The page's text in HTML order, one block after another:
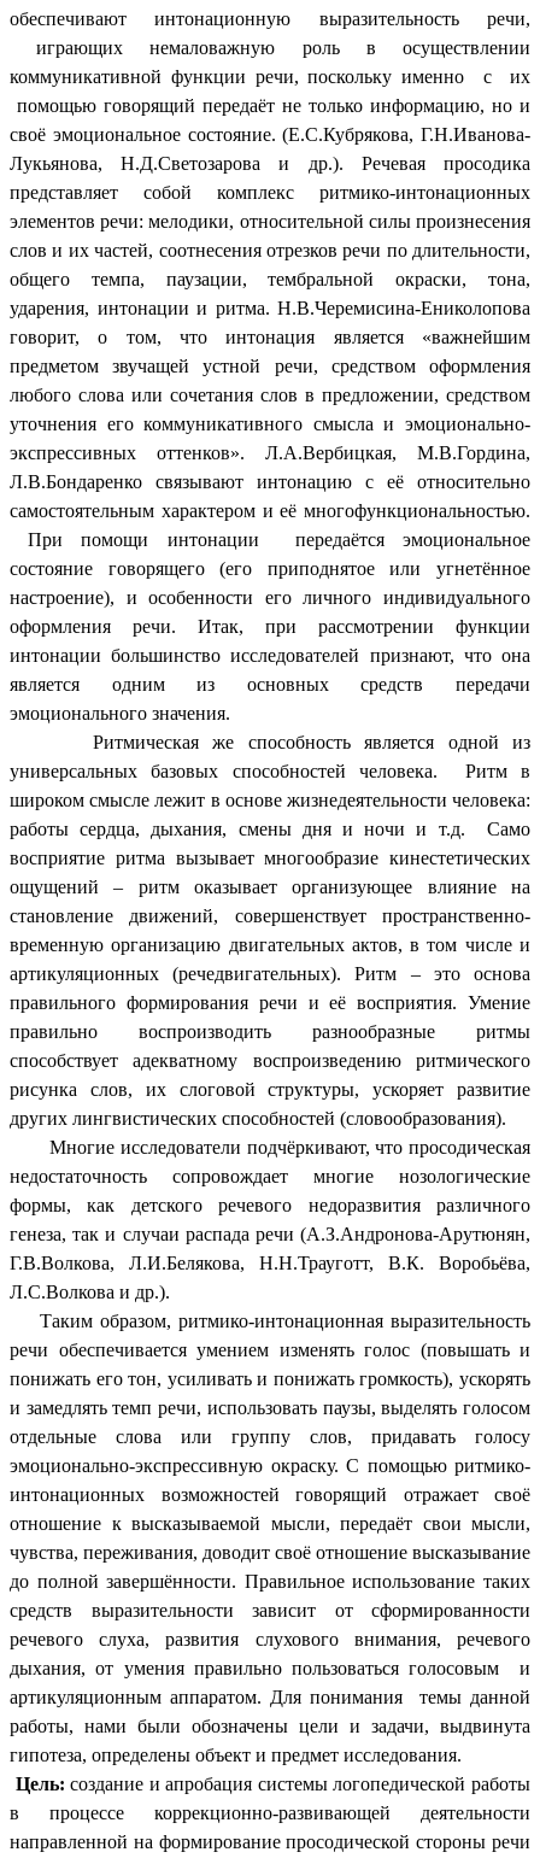
обеспечивают интонационную выразительность речи,
играющих немаловажную роль в осуществлении
коммуникативной функции речи, поскольку именно с их
помощью говорящий передаёт не только информацию, но и
своё эмоциональное состояние. (Е.С.Кубрякова, Г.Н.Иванова-
Лукьянова, Н.Д.Светозарова и др.). Речевая просодика
представляет собой комплекс ритмико-интонационных
элементов речи: мелодики, относительной силы произнесения
слов и их частей, соотнесения отрезков речи по длительности,
общего темпа, паузации, тембральной окраски, тона,
ударения, интонации и ритма. Н.В.Черемисина-Ениколопова
говорит, о том, что интонация является «важнейшим
предметом звучащей устной речи, средством оформления
любого слова или сочетания слов в предложении, средством
уточнения его коммуникативного смысла и эмоционально-
экспрессивных оттенков». Л.А.Вербицкая, М.В.Гордина,
Л.В.Бондаренко связывают интонацию с её относительно
самостоятельным характером и её многофункциональностью.
При помощи интонации передаётся эмоциональное
состояние говорящего (его приподнятое или угнетённое
настроение), и особенности его личного индивидуального
оформления речи. Итак, при рассмотрении функции
интонации большинство исследователей признают, что она
является одним из основных средств передачи
эмоционального значения.
Ритмическая же способность является одной из
универсальных базовых способностей человека. Ритм в
широком смысле лежит в основе жизнедеятельности человека:
работы сердца, дыхания, смены дня и ночи и т.д. Само
восприятие ритма вызывает многообразие кинестетических
ощущений – ритм оказывает организующее влияние на
становление движений, совершенствует пространственно-
временную организацию двигательных актов, в том числе и
артикуляционных (речедвигательных). Ритм – это основа
правильного формирования речи и её восприятия. Умение
правильно воспроизводить разнообразные ритмы
способствует адекватному воспроизведению ритмического
рисунка слов, их слоговой структуры, ускоряет развитие
других лингвистических способностей (словообразования).
Многие исследователи подчёркивают, что просодическая
недостаточность сопровождает многие нозологические
формы, как детского речевого недоразвития различного
генеза, так и случаи распада речи (А.З.Андронова-Арутюнян,
Г.В.Волкова, Л.И.Белякова, Н.Н.Трауготт, В.К. Воробьёва,
Л.С.Волкова и др.).
Таким образом, ритмико-интонационная выразительность
речи обеспечивается умением изменять голос (повышать и
понижать его тон, усиливать и понижать громкость), ускорять
и замедлять темп речи, использовать паузы, выделять голосом
отдельные слова или группу слов, придавать голосу
эмоционально-экспрессивную окраску. С помощью ритмико-
интонационных возможностей говорящий отражает своё
отношение к высказываемой мысли, передаёт свои мысли,
чувства, переживания, доводит своё отношение высказывание
до полной завершённости. Правильное использование таких
средств выразительности зависит от сформированности
речевого слуха, развития слухового внимания, речевого
дыхания, от умения правильно пользоваться голосовым и
артикуляционным аппаратом. Для понимания темы данной
работы, нами были обозначены цели и задачи, выдвинута
гипотеза, определены объект и предмет исследования.
Цель: создание и апробация системы логопедической работы
в процессе коррекционно-развивающей деятельности
направленной на формирование просодической стороны речи